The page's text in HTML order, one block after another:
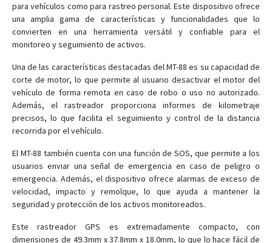
MD600
MT-80
MT-90
MVT-100
MVT-340
MVT-380
P88L
P99L
T1
T366
para vehículos como para rastreo personal. Este dispositivo ofrece
una amplia gama de características y funcionalidades que lo
convierten en una herramienta versátil y confiable para el
monitoreo y seguimiento de activos.
Una de las características destacadas del MT-88 es su capacidad de
corte de motor, lo que permite al usuario desactivar el motor del
vehículo de forma remota en caso de robo o uso no autorizado.
Además, el rastreador proporciona informes de kilometraje
precisos, lo que facilita el seguimiento y control de la distancia
recorrida por el vehículo.
El MT-88 también cuenta con una función de SOS, que permite a los
usuarios enviar una señal de emergencia en caso de peligro o
emergencia. Además, el dispositivo ofrece alarmas de exceso de
velocidad, impacto y remolque, lo que ayuda a mantener la
seguridad y protección de los activos monitoreados.
Este rastreador GPS es extremadamente compacto, con
dimensiones de 49.3mm x 37.8mm x 18.0mm, lo que lo hace fácil de